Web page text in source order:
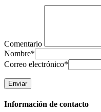
Comentario
Nombre*
Correo electrónico*
Información de contacto